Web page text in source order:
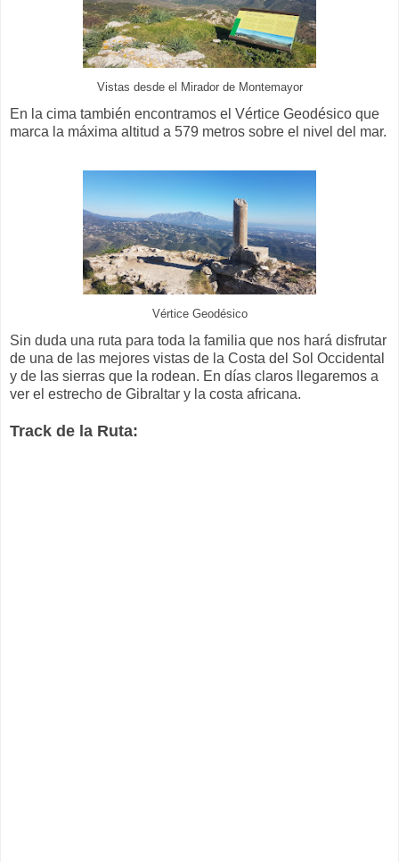
Vistas desde el Mirador de Montemayor
En la cima también encontramos el Vértice Geodésico que
marca la máxima altitud a 579 metros sobre el nivel del mar.
Vértice Geodésico
Sin duda una ruta para toda la familia que nos hará disfrutar
de una de las mejores vistas de la Costa del Sol Occidental
y de las sierras que la rodean. En días claros llegaremos a
ver el estrecho de Gibraltar y la costa africana.
Track de la Ruta: